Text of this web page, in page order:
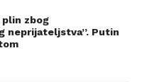
plin zbog
neprijateljstva”. Putin